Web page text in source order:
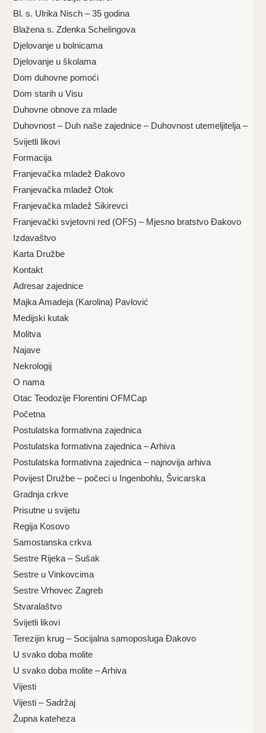
Bl. s. Ulrika Nisch – 35 godina
Blažena s. Zdenka Schelingova
Djelovanje u bolnicama
Djelovanje u školama
Dom duhovne pomoći
Dom starih u Visu
Duhovne obnove za mlade
Duhovnost – Duh naše zajednice – Duhovnost utemeljitelja –
Svijetli likovi
Formacija
Franjevačka mladež Đakovo
Franjevačka mladež Otok
Franjevačka mladež Sikirevci
Franjevački svjetovni red (OFS) – Mjesno bratstvo Đakovo
Izdavaštvo
Karta Družbe
Kontakt
Adresar zajednice
Majka Amadeja (Karolina) Pavlović
Medijski kutak
Molitva
Najave
Nekrologij
O nama
Otac Teodozije Florentini OFMCap
Početna
Postulatska formativna zajednica
Postulatska formativna zajednica – Arhiva
Postulatska formativna zajednica – najnovija arhiva
Povijest Družbe – počeci u Ingenbohlu, Švicarska
Gradnja crkve
Prisutne u svijetu
Regija Kosovo
Samostanska crkva
Sestre Rijeka – Sušak
Sestre u Vinkovcima
Sestre Vrhovec Zagreb
Stvaralaštvo
Svijetli likovi
Terezijin krug – Socijalna samoposluga Đakovo
U svako doba molite
U svako doba molite – Arhiva
Vijesti
Vijesti – Sadržaj
Župna kateheza